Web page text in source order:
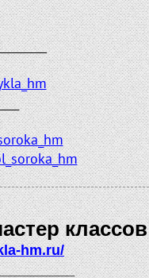
классов
hm.ru/